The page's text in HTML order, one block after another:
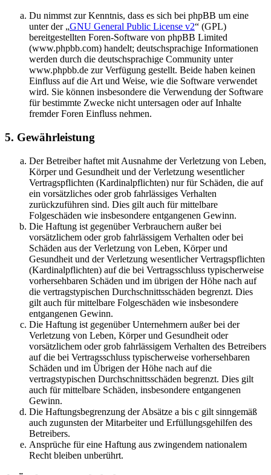
Du nimmst zur Kenntnis, dass es sich bei phpBB um eine
unter der „GNU General Public License v2“ (GPL)
bereitgestellten Foren-Software von phpBB Limited
(www.phpbb.com) handelt; deutschsprachige Informationen
werden durch die deutschsprachige Community unter
www.phpbb.de zur Verfügung gestellt. Beide haben keinen
Einfluss auf die Art und Weise, wie die Software verwendet
wird. Sie können insbesondere die Verwendung der Software
für bestimmte Zwecke nicht untersagen oder auf Inhalte
fremder Foren Einfluss nehmen.
5. Gewährleistung
Der Betreiber haftet mit Ausnahme der Verletzung von Leben,
Körper und Gesundheit und der Verletzung wesentlicher
Vertragspflichten (Kardinalpflichten) nur für Schäden, die auf
ein vorsätzliches oder grob fahrlässiges Verhalten
zurückzuführen sind. Dies gilt auch für mittelbare
Folgeschäden wie insbesondere entgangenen Gewinn.
Die Haftung ist gegenüber Verbrauchern außer bei
vorsätzlichem oder grob fahrlässigem Verhalten oder bei
Schäden aus der Verletzung von Leben, Körper und
Gesundheit und der Verletzung wesentlicher Vertragspflichten
(Kardinalpflichten) auf die bei Vertragsschluss typischerweise
vorhersehbaren Schäden und im übrigen der Höhe nach auf
die vertragstypischen Durchschnittsschäden begrenzt. Dies
gilt auch für mittelbare Folgeschäden wie insbesondere
entgangenen Gewinn.
Die Haftung ist gegenüber Unternehmern außer bei der
Verletzung von Leben, Körper und Gesundheit oder
vorsätzlichem oder grob fahrlässigem Verhalten des Betreibers
auf die bei Vertragsschluss typischerweise vorhersehbaren
Schäden und im Übrigen der Höhe nach auf die
vertragstypischen Durchschnittsschäden begrenzt. Dies gilt
auch für mittelbare Schäden, insbesondere entgangenen
Gewinn.
Die Haftungsbegrenzung der Absätze a bis c gilt sinngemäß
auch zugunsten der Mitarbeiter und Erfüllungsgehilfen des
Betreibers.
Ansprüche für eine Haftung aus zwingendem nationalem
Recht bleiben unberührt.